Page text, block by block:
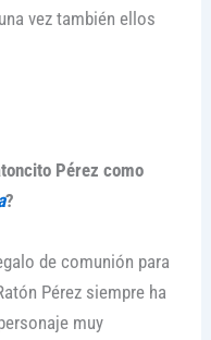
vez también ellos
Pérez como
?
de comunión para
Pérez siempre ha
muy